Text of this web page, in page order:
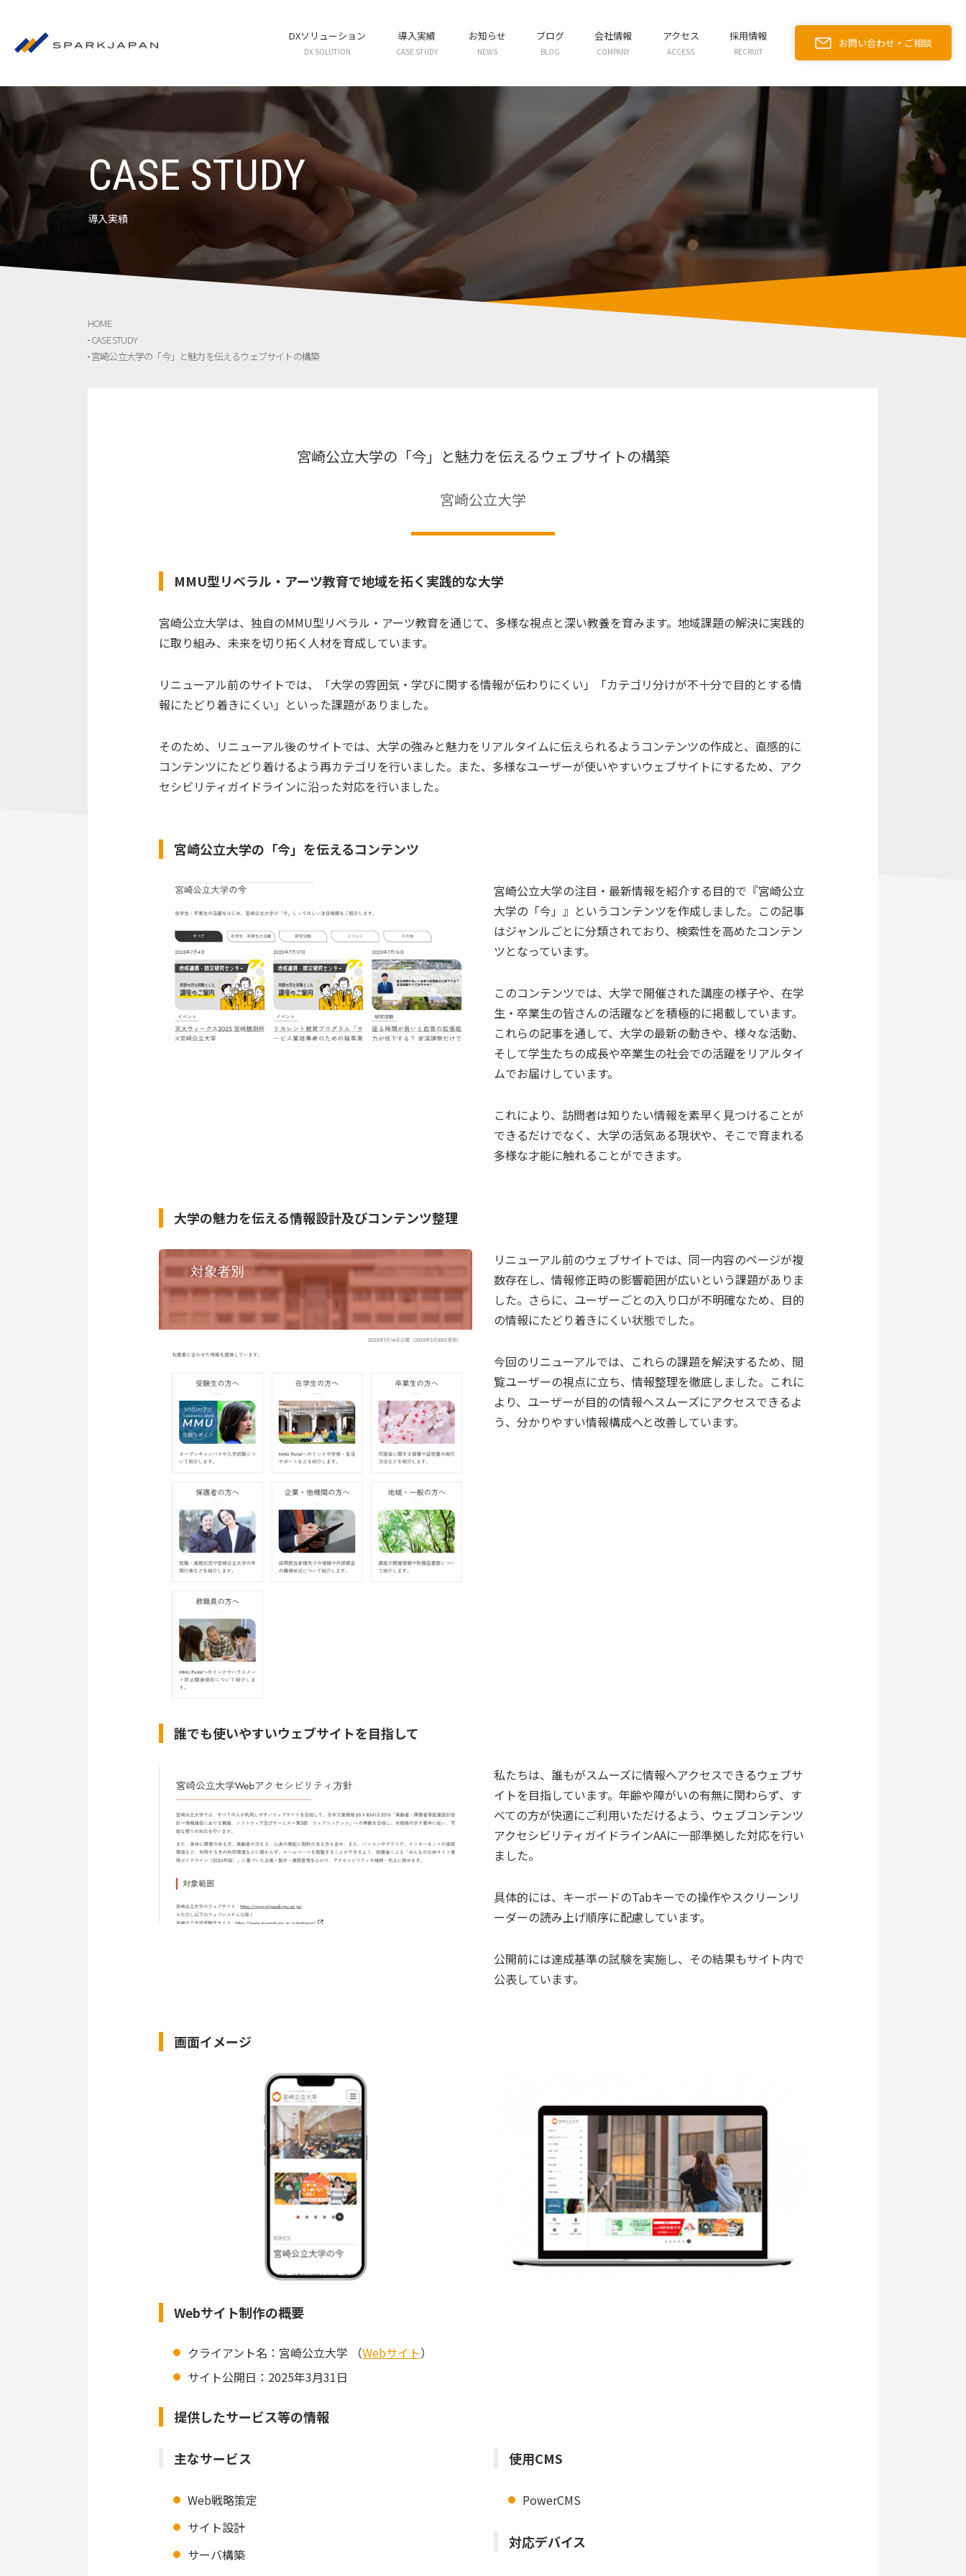
DXソリューション
DX SOLUTION
導入実績
CASE STUDY
お知らせ
NEWS
ブログ
BLOG
会社情報
COMPANY
アクセス
ACCESS
採用情報
RECRUIT
お問い合わせ・ご相談
CASE STUDY
導入実績
HOME
CASE STUDY
宮崎公立大学の「今」と魅力を伝えるウェブサイトの構築
宮崎公立大学の「今」と魅力を伝えるウェブサイトの構築
宮崎公立大学
MMU型リベラル・アーツ教育で地域を拓く実践的な大学
宮崎公立大学は、独自のMMU型リベラル・アーツ教育を通じて、多様な視点と深い教養を育みます。地域課題の解決に実践的
に取り組み、未来を切り拓く人材を育成しています。
リニューアル前のサイトでは、「大学の雰囲気・学びに関する情報が伝わりにくい」「カテゴリ分けが不十分で目的とする情
報にたどり着きにくい」といった課題がありました。
そのため、リニューアル後のサイトでは、大学の強みと魅力をリアルタイムに伝えられるようコンテンツの作成と、直感的に
コンテンツにたどり着けるよう再カテゴリを行いました。また、多様なユーザーが使いやすいウェブサイトにするため、アク
セシビリティガイドラインに沿った対応を行いました。
宮崎公立大学の「今」を伝えるコンテンツ
宮崎公立大学の注目・最新情報を紹介する目的で『宮崎公立
大学の「今」』というコンテンツを作成しました。この記事
はジャンルごとに分類されており、検索性を高めたコンテン
ツとなっています。
このコンテンツでは、大学で開催された講座の様子や、在学
生・卒業生の皆さんの活躍などを積極的に掲載しています。
これらの記事を通して、大学の最新の動きや、様々な活動、
そして学生たちの成長や卒業生の社会での活躍をリアルタイ
ムでお届けしています。
これにより、訪問者は知りたい情報を素早く見つけることが
できるだけでなく、大学の活気ある現状や、そこで育まれる
多様な才能に触れることができます。
大学の魅力を伝える情報設計及びコンテンツ整理
リニューアル前のウェブサイトでは、同一内容のページが複
数存在し、情報修正時の影響範囲が広いという課題がありま
した。さらに、ユーザーごとの入り口が不明確なため、目的
の情報にたどり着きにくい状態でした。
今回のリニューアルでは、これらの課題を解決するため、閲
覧ユーザーの視点に立ち、情報整理を徹底しました。これに
より、ユーザーが目的の情報へスムーズにアクセスできるよ
う、分かりやすい情報構成へと改善しています。
誰でも使いやすいウェブサイトを目指して
私たちは、誰もがスムーズに情報へアクセスできるウェブサ
イトを目指しています。年齢や障がいの有無に関わらず、す
べての方が快適にご利用いただけるよう、ウェブコンテンツ
アクセシビリティガイドラインAAに一部準拠した対応を行い
ました。
具体的には、キーボードのTabキーでの操作やスクリーンリ
ーダーの読み上げ順序に配慮しています。
公開前には達成基準の試験を実施し、その結果もサイト内で
公表しています。
画面イメージ
Webサイト制作の概要
クライアント名：宮崎公立大学 （Webサイト）
サイト公開日：2025年3月31日
提供したサービス等の情報
主なサービス
Web戦略策定
サイト設計
サーバ構築
使用CMS
PowerCMS
対応デバイス